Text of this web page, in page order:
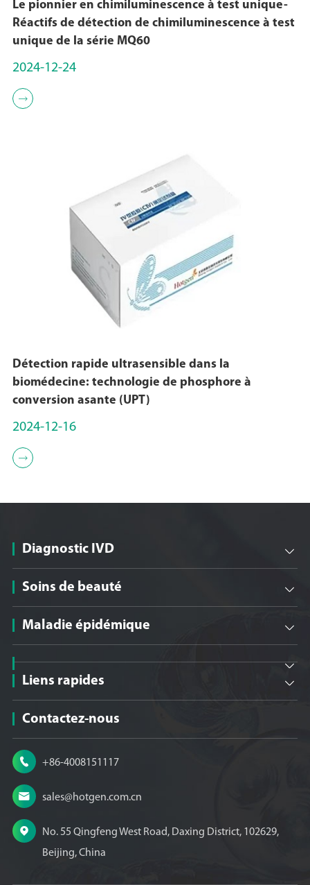
Le pionnier en chimiluminescence à test unique-
Réactifs de détection de chimiluminescence à test
unique de la série MQ60
2024-12-24

Détection rapide ultrasensible dans la
biomédecine: technologie de phosphore à
conversion asante (UPT)
2024-12-16

Diagnostic IVD 
Soins de beauté 
Maladie épidémique 

Liens rapides 
Contactez-nous
 +86-4008151117
 sales@hotgen.com.cn

No. 55 Qingfeng West Road, Daxing District, 102629,
Beijing, China